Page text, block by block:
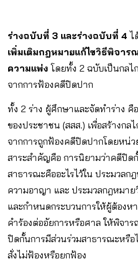
ร่างฉบับที่ 3 และร่างฉบับที่ 4 ไ
เพิ่มเติมกฎหมายแก้ไขวิธีพิจา
ความแพ่ง โดยทั้ง 2 ฉบับเป็นกลไ
จากการฟ้องคดีปิดปาก
ทั้ง 2 ร่าง ผู้ศึกษาและจัดทำร่าง คื
ของประชาชน (สสส.) เพื่อสร้างกล
จากการถูกฟ้องคดีปิดปากโดยหน่ว
สาระสำคัญคือ การนิยามว่าคดีปิด
สาธารณะคืออะไรไว้ใน ประมวลก
ความอาญา และ ประมวลกฎหมา
และกำหนดกระบวนการให้ผู้ต้องห
คำร้องต่ออัยการหรือศาล ให้พิจา
ปิดกั้นการมีส่วนร่วมสาธารณะหรือ
สั่งไม่ฟ้องหรือยกฟ้อง